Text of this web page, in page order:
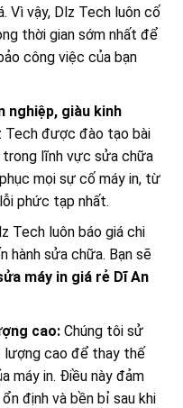
Vì vậy, Dlz Tech luôn cố
thời gian sớm nhất để
công việc của bạn
nghiệp, giàu kinh
được đào tạo bài
trong lĩnh vực sửa chữa
mọi sự cố máy in, từ
phức tạp nhất.
Tech luôn báo giá chi
hành sửa chữa. Bạn sẽ
máy in giá rẻ Dĩ An
cao:Chúng tôi sử
lượng cao để thay thế
máy in. Điều này đảm
định và bền bỉ sau khi